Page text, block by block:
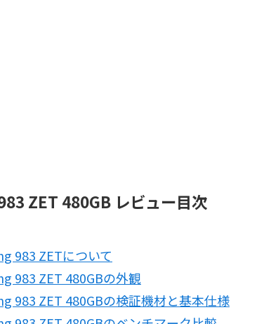
ZET 480GB レビュー目次
983 ZETについて
983 ZET 480GBの外観
983 ZET 480GBの検証機材と基本仕様